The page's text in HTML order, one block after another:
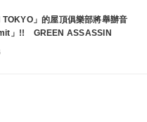
」的屋頂俱樂部將舉辦音
」!! GREEN ASSASSIN
堂